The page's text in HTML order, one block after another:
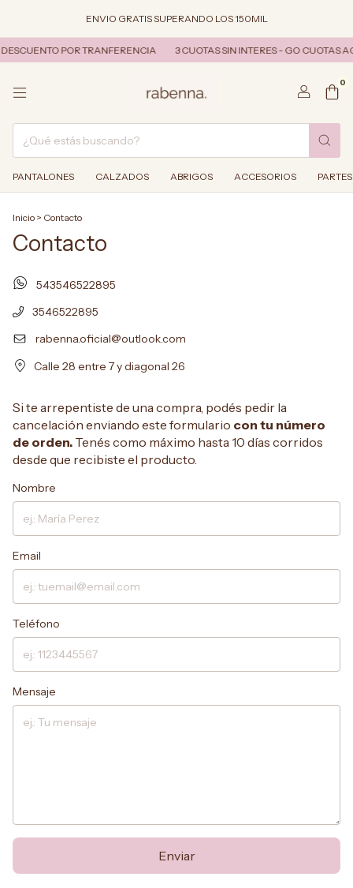
ENVIO GRATIS SUPERANDO LOS 150MIL
POR TRANFERENCIA 3 CUOTAS SIN INTERES - GO CUOTAS
0
PANTALONES CALZADOS ABRIGOS ACCESORIOS
Inicio > Contacto
Contacto
543546522895
3546522895
rabenna.oficial@outlook.com
Calle 28 entre 7 y diagonal 26
Si te arrepentiste de una compra, podés pedir la
cancelación enviando este formulario con tu número
de orden. Tenés como máximo hasta 10 días corridos
desde que recibiste el producto.
Nombre
Email
Teléfono
Mensaje
Enviar